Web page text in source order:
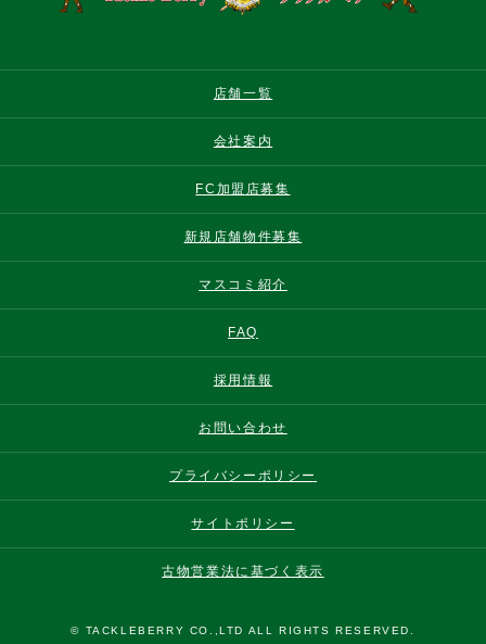
店舗一覧
会社案内
FC加盟店募集
新規店舗物件募集
マスコミ紹介
FAQ
採用情報
お問い合わせ
プライバシーポリシー
サイトポリシー
古物営業法に基づく表示
© TACKLEBERRY CO.,LTD ALL RIGHTS RESERVED.